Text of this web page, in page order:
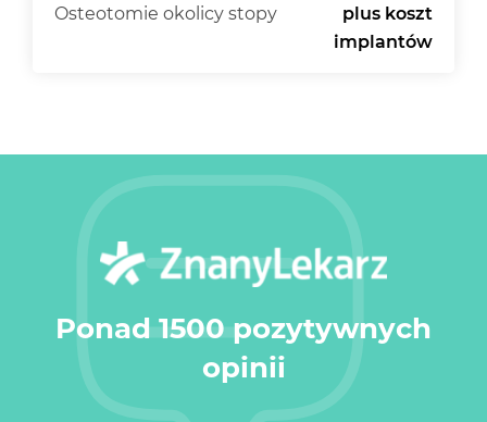
Osteotomie okolicy stopy
plus koszt
implantów
Ponad 1500 pozytywnych
opinii